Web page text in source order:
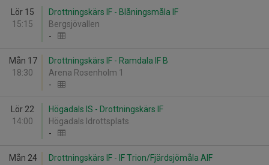
Lör 15
15:15
Drottningskärs IF - Blåningsmåla IF
Bergsjövallen
-
Mån 17
18:30
Drottningskärs IF - Ramdala IF B
Arena Rosenholm 1
-
Lör 22
14:00
Högadals IS - Drottningskärs IF
Högadals Idrottsplats
-
Mån 24
Drottningskärs IF - IF Trion/Fjärdsjömåla AIF